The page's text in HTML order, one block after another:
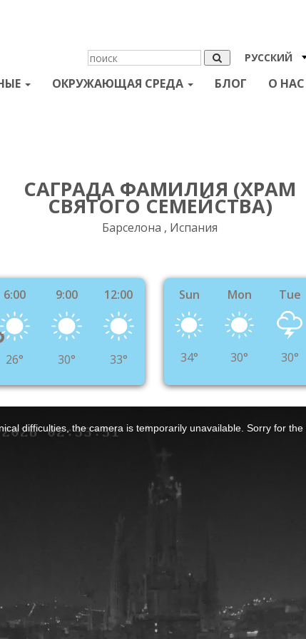
РУССКИЙ
ОКРУЖАЮЩАЯ СРЕДА БЛОГ О НАС
САГРАДА ФАМИЛИЯ (ХРАМ
СВЯТОГО СЕМЕЙСТВА)
Барселона , Испания
6:00
26°
9:00
30°
12:00
33°
Sun
34°
Mon
30°
Tue
30°
difficulties, the camera is temporarily unavailable. Sorry for the